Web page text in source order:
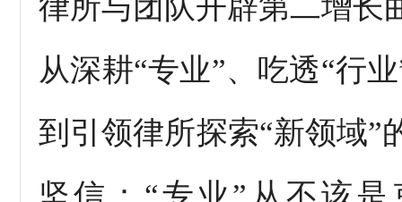
律所与团队开辟第二增长
从深耕“专业”、吃透“行
到引领律所探索“新领域”